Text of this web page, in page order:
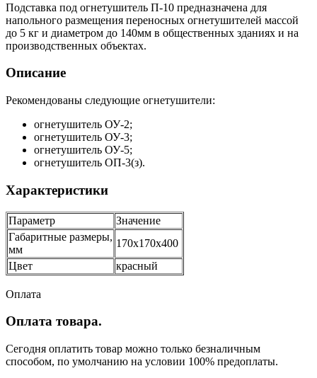
Подставка под огнетушитель П-10 предназначена для
напольного размещения переносных огнетушителей массой
до 5 кг и диаметром до 140мм в общественных зданиях и на
производственных объектах.
Описание
Рекомендованы следующие огнетушители:
огнетушитель ОУ-2;
огнетушитель ОУ-3;
огнетушитель ОУ-5;
огнетушитель ОП-3(з).
Характеристики
Параметр
Значение
Габаритные размеры,
мм
170х170х400
Цвет
красный
Оплата
Оплата товара.
Сегодня оплатить товар можно только безналичным
способом, по умолчанию на условии 100% предоплаты.